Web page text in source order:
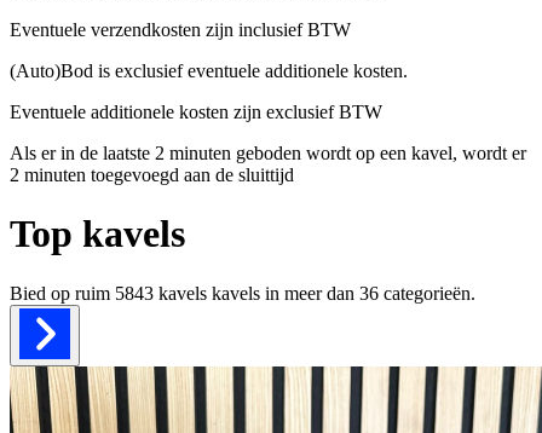
Eventuele verzendkosten zijn inclusief BTW
(Auto)Bod is exclusief eventuele additionele kosten.
Eventuele additionele kosten zijn exclusief BTW
Als er in de laatste 2 minuten geboden wordt op een kavel, wordt er
2 minuten toegevoegd aan de sluittijd
Top kavels
Bied op ruim 5843 kavels kavels in meer dan 36 categorieën.